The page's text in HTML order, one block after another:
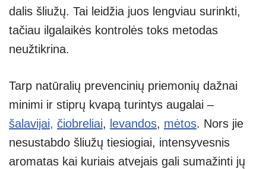
dalis šliužų. Tai leidžia juos lengviau surinkti,
tačiau ilgalaikės kontrolės toks metodas
neužtikrina.
Tarp natūralių prevencinių priemonių dažnai
minimi ir stiprų kvapą turintys augalai –
šalavijai, čiobreliai, levandos, mėtos. Nors jie
nesustabdo šliužų tiesiogiai, intensyvesnis
aromatas kai kuriais atvejais gali sumažinti jų